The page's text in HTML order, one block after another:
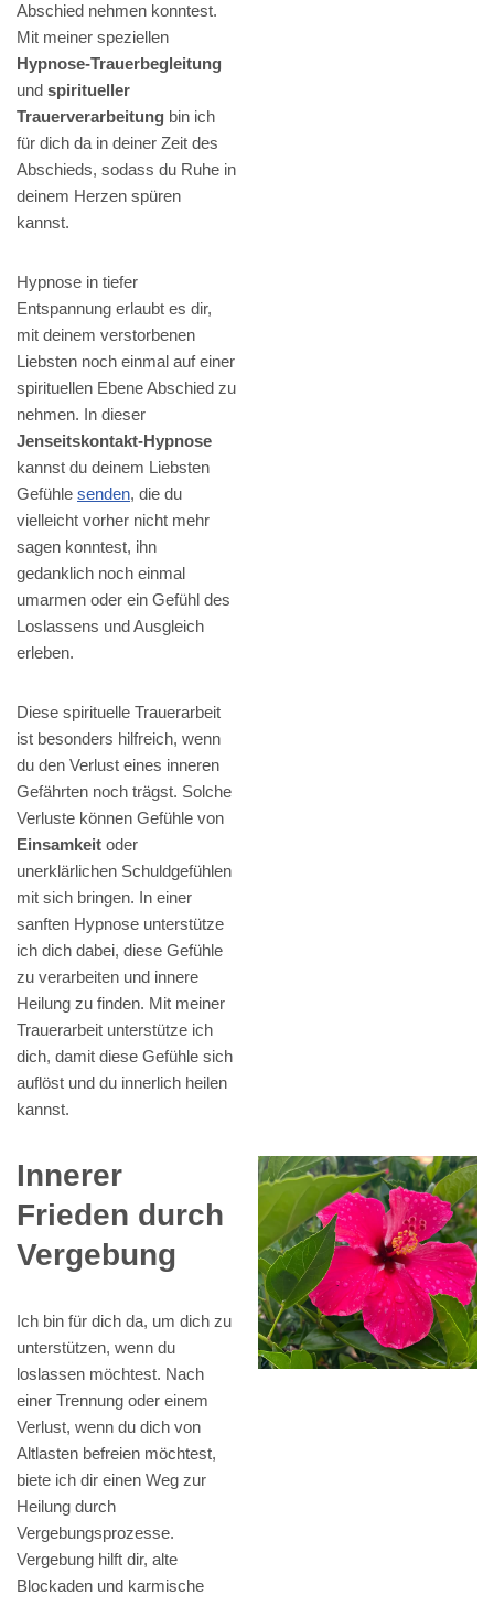
Abschied nehmen konntest.
Mit meiner speziellen
Hypnose-Trauerbegleitung
und spiritueller
Trauerverarbeitung bin ich
für dich da in deiner Zeit des
Abschieds, sodass du Ruhe in
deinem Herzen spüren
kannst.
Hypnose in tiefer
Entspannung erlaubt es dir,
mit deinem verstorbenen
Liebsten noch einmal auf einer
spirituellen Ebene Abschied zu
nehmen. In dieser
Jenseitskontakt-Hypnose
kannst du deinem Liebsten
Gefühle senden, die du
vielleicht vorher nicht mehr
sagen konntest, ihn
gedanklich noch einmal
umarmen oder ein Gefühl des
Loslassens und Ausgleich
erleben.
Diese spirituelle Trauerarbeit
ist besonders hilfreich, wenn
du den Verlust eines inneren
Gefährten noch trägst. Solche
Verluste können Gefühle von
Einsamkeit oder
unerklärlichen Schuldgefühlen
mit sich bringen. In einer
sanften Hypnose unterstütze
ich dich dabei, diese Gefühle
zu verarbeiten und innere
Heilung zu finden. Mit meiner
Trauerarbeit unterstütze ich
dich, damit diese Gefühle sich
auflöst und du innerlich heilen
kannst.
Innerer
Frieden durch
Vergebung
Ich bin für dich da, um dich zu
unterstützen, wenn du
loslassen möchtest. Nach
einer Trennung oder einem
Verlust, wenn du dich von
Altlasten befreien möchtest,
biete ich dir einen Weg zur
Heilung durch
Vergebungsprozesse.
Vergebung hilft dir, alte
Blockaden und karmische